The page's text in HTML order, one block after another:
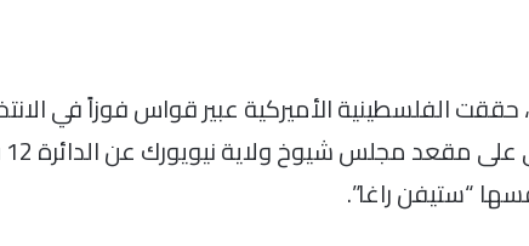
الفلسطينية الأميركية عبير قواس فوزاً في
“ستيفن راغا”.